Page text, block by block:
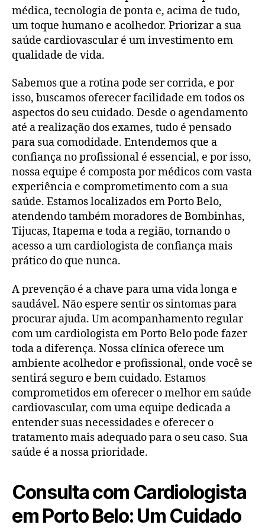
médica, tecnologia de ponta e, acima de tudo,
um toque humano e acolhedor. Priorizar a sua
saúde cardiovascular é um investimento em
qualidade de vida.
Sabemos que a rotina pode ser corrida, e por
isso, buscamos oferecer facilidade em todos os
aspectos do seu cuidado. Desde o agendamento
até a realização dos exames, tudo é pensado
para sua comodidade. Entendemos que a
confiança no profissional é essencial, e por isso,
nossa equipe é composta por médicos com vasta
experiência e comprometimento com a sua
saúde. Estamos localizados em Porto Belo,
atendendo também moradores de Bombinhas,
Tijucas, Itapema e toda a região, tornando o
acesso a um cardiologista de confiança mais
prático do que nunca.
A prevenção é a chave para uma vida longa e
saudável. Não espere sentir os sintomas para
procurar ajuda. Um acompanhamento regular
com um cardiologista em Porto Belo pode fazer
toda a diferença. Nossa clínica oferece um
ambiente acolhedor e profissional, onde você se
sentirá seguro e bem cuidado. Estamos
comprometidos em oferecer o melhor em saúde
cardiovascular, com uma equipe dedicada a
entender suas necessidades e oferecer o
tratamento mais adequado para o seu caso. Sua
saúde é a nossa prioridade.
Consulta com Cardiologista
em Porto Belo: Um Cuidado